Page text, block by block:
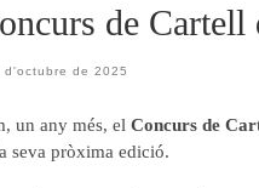
de
d'octubre de 2025
un any més, el Concurs de
seva pròxima edició.